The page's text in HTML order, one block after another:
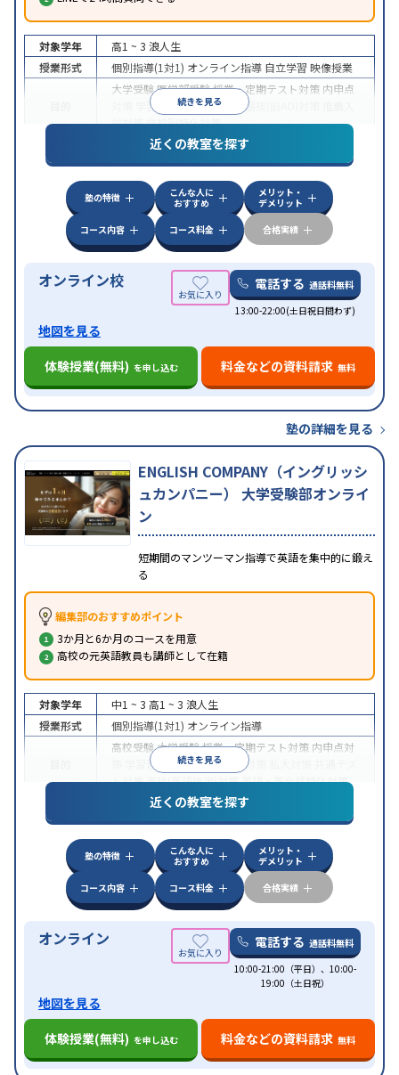
続きを見る
対象学年 高1 ~ 3 浪人生
授業形式
個別指導(1対1) オンライン指導 自立学習 映像授業
大学受験医学部受験授業・定期テスト対策 内申点
学習習慣の定着 総合型選抜(旧AO)対策
試対策学校別特化対策
特徴
中高一貫校生に対応授業の振替可能
学習にPC・タブレットを利用オンライン対応1
科目から受講可能
近くの教室を探す
塾の特徴
こんな人に
おすすめ
メリット・
デメリット
コース内容
コース料金 合格実績
オンライン校 電話する 通話料無料
13:00-22:00(土日祝日問わず)
地図を見る
体験授業(無料) を申し込む 料金などの資料請求 無料
塾の詳細を見る
ENGLISH COMPANY（イングリッシ
ュカンパニー） 大学受験部オンライ
ン
短期間のマンツーマン指導で英語を集中的に鍛え
る
編集部のおすすめポイント
3か月と6か月のコースを用意
高校の元英語教員も講師として在籍
続きを見る
対象学年 中1 ~ 3 高1 ~ 3 浪人生
授業形式
個別指導(1対1) オンライン指導
高校受験大学受験授業・定期テスト対策 内申点対
学習習慣の定着国公立大対策
ト対策英検(英語検定)対策英語・英会話特化対策
特徴
中高一貫校生に対応授業の振替可能
学習にPC・タブレットを利用オンライン対応1
科目から受講可能
近くの教室を探す
塾の特徴
こんな人に
おすすめ
メリット・
デメリット
コース内容
コース料金 合格実績
オンライン 電話する 通話料無料
10:00-21:00（平日）、10:00-
19:00（土日祝）
地図を見る
体験授業(無料) を申し込む 料金などの資料請求 無料